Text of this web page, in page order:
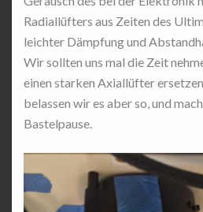
Radiallüfters aus Zeiten des
leichter Dämpfung und
Wir sollten uns mal die Zeit
einen starken Axiallüfter
belassen wir es aber so, und
Bastelpause.